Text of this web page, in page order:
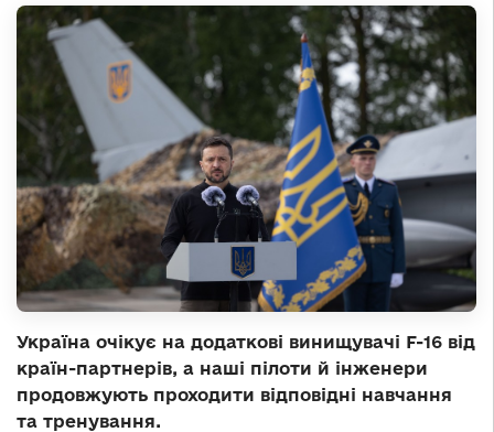
Україна очікує на додаткові винищувачі F-16 від
країн-партнерів, а наші пілоти й інженери
продовжують проходити відповідні навчання
та тренування.